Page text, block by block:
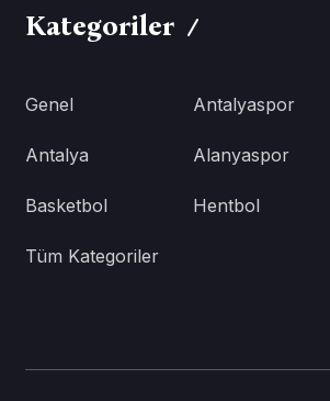
Kategoriler
Genel Antalyaspor
Antalya Alanyaspor
Basketbol Hentbol
Tüm Kategoriler